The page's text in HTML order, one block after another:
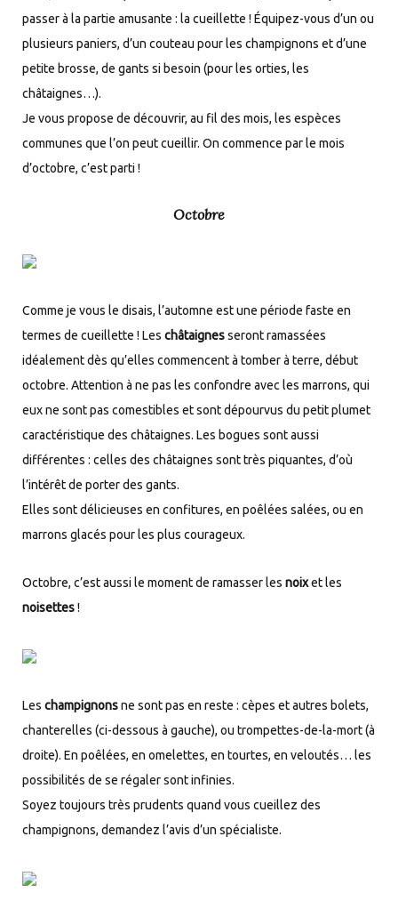
passer à la partie amusante : la cueillette ! Équipez-vous d’un ou
plusieurs paniers, d’un couteau pour les champignons et d’une
petite brosse, de gants si besoin (pour les orties, les
châtaignes…).
Je vous propose de découvrir, au fil des mois, les espèces
communes que l’on peut cueillir. On commence par le mois
d’octobre, c’est parti !
Octobre
Comme je vous le disais, l’automne est une période faste en
termes de cueillette ! Les châtaignesseront ramassées
idéalement dès qu’elles commencent à tomber à terre, début
octobre. Attention à ne pas les confondre avec les marrons, qui
eux ne sont pas comestibles et sont dépourvus du petit plumet
caractéristique des châtaignes. Les bogues sont aussi
différentes : celles des châtaignes sont très piquantes, d’où
l’intérêt de porter des gants.
Elles sont délicieuses en confitures, en poêlées salées, ou en
marrons glacés pour les plus courageux.
Octobre, c’est aussi le moment de ramasser les noixet les
noisettes!
Les champignonsne sont pas en reste : cèpes et autres bolets,
chanterelles (ci-dessous à gauche), ou trompettes-de-la-mort (à
droite). En poêlées, en omelettes, en tourtes, en veloutés… les
possibilités de se régaler sont infinies.
Soyez toujours très prudents quand vous cueillez des
champignons, demandez l’avis d’un spécialiste.